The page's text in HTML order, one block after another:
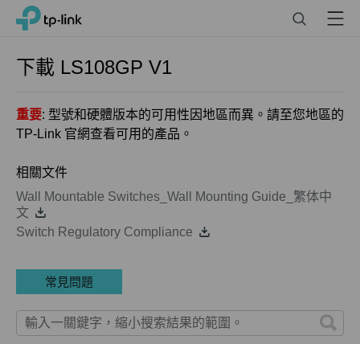
Click
navigation
TP-Link, Reliably Smart Menu
下載 LS108GP V1
重要: 型號和硬體版本的可用性因地區而異。請至您地區的
TP-Link 官網查看可用的產品。
相關文件
Wall Mountable Switches_Wall Mounting Guide_繁体中
文
Switch Regulatory Compliance
常見問題